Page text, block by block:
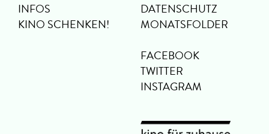
INFOS
KINO SCHENKEN!
DATENSCHUTZ
MONATSFOLDER
FACEBOOK
TWITTER
INSTAGRAM